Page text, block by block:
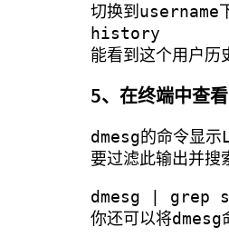
切换到username
history
能看到这个用户
5、在终端中查
dmesg的命令显
要过滤此输出并
dmesg | grep
你还可以将